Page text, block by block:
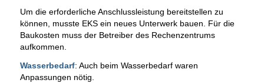
Um die erforderliche Anschlussleistung bereitstellen zu
können, musste EKS ein neues Unterwerk bauen. Für die
Baukosten muss der Betreiber des Rechenzentrums
aufkommen.
Wasserbedarf: Auch beim Wasserbedarf waren
Anpassungen nötig.